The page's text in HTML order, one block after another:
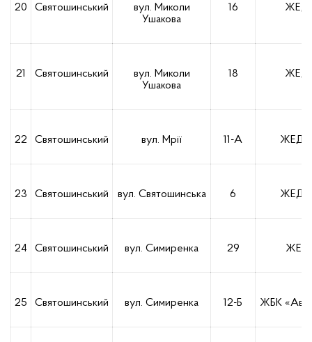
20 Святошинський
вул. Миколи
Ушакова
16
21 Святошинський
вул. Миколи
Ушакова
18
22 Святошинський вул. Мрії 11-А ЖЕД
23 Святошинський вул. Святошинська 6 ЖЕД
24 Святошинський вул. Симиренка 29 ЖЕД-
25 Святошинський вул. Симиренка 12-Б ЖБК